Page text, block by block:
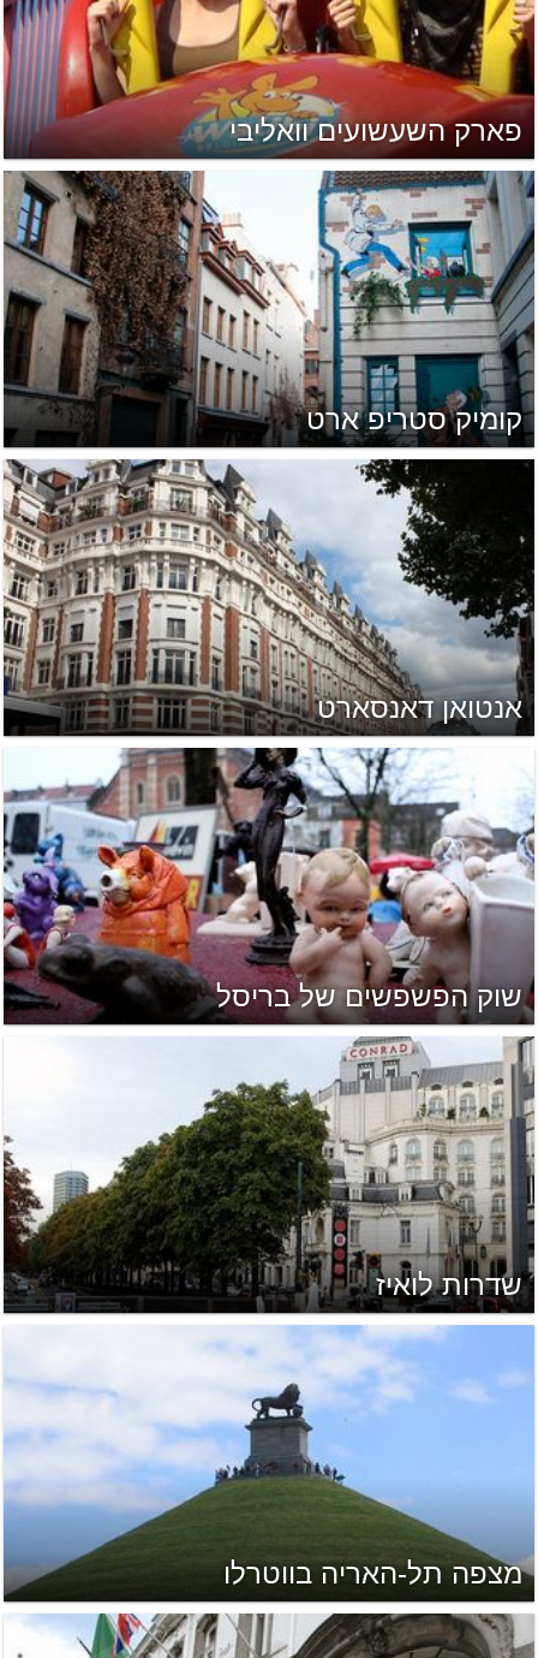
פארק השעשועים וואליבי
קומיק סטריפ ארט
אנטואן דאנסארט
שוק הפשפשים של בריסל
שדרות לואיז
מצפה תל-האריה בווטרלו